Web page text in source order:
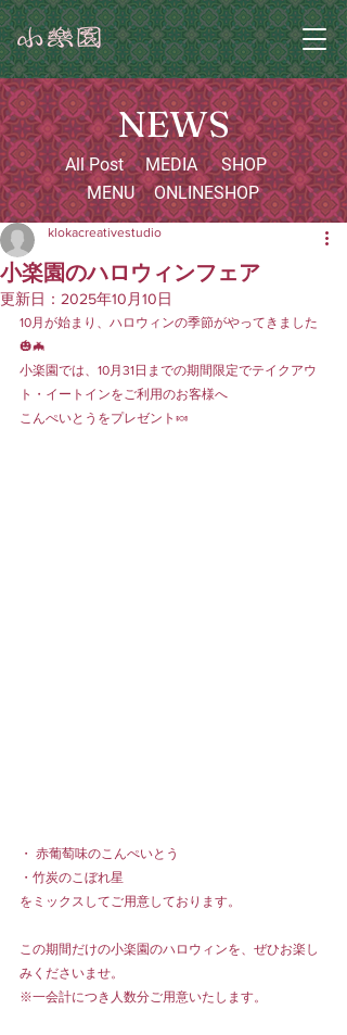
NEWS
All Post
MENU
MEDIA
SHOP
ONLINESHOP
小楽園のハロウィンフェア
klokacreativestudio
更新日： 2025年10月10日
10月が始まり、ハロウィンの季節がやってきました
🎃🦇
小楽園では、10月31日までの期間限定でテイクアウ
ト・イートインをご利用のお客様へ
こんぺいとうをプレゼント🍬
・ 赤葡萄味のこんぺいとう
・竹炭のこぼれ星
をミックスしてご用意しております。
この期間だけの小楽園のハロウィンを、ぜひお楽し
みくださいませ。
※一会計につき人数分ご用意いたします。